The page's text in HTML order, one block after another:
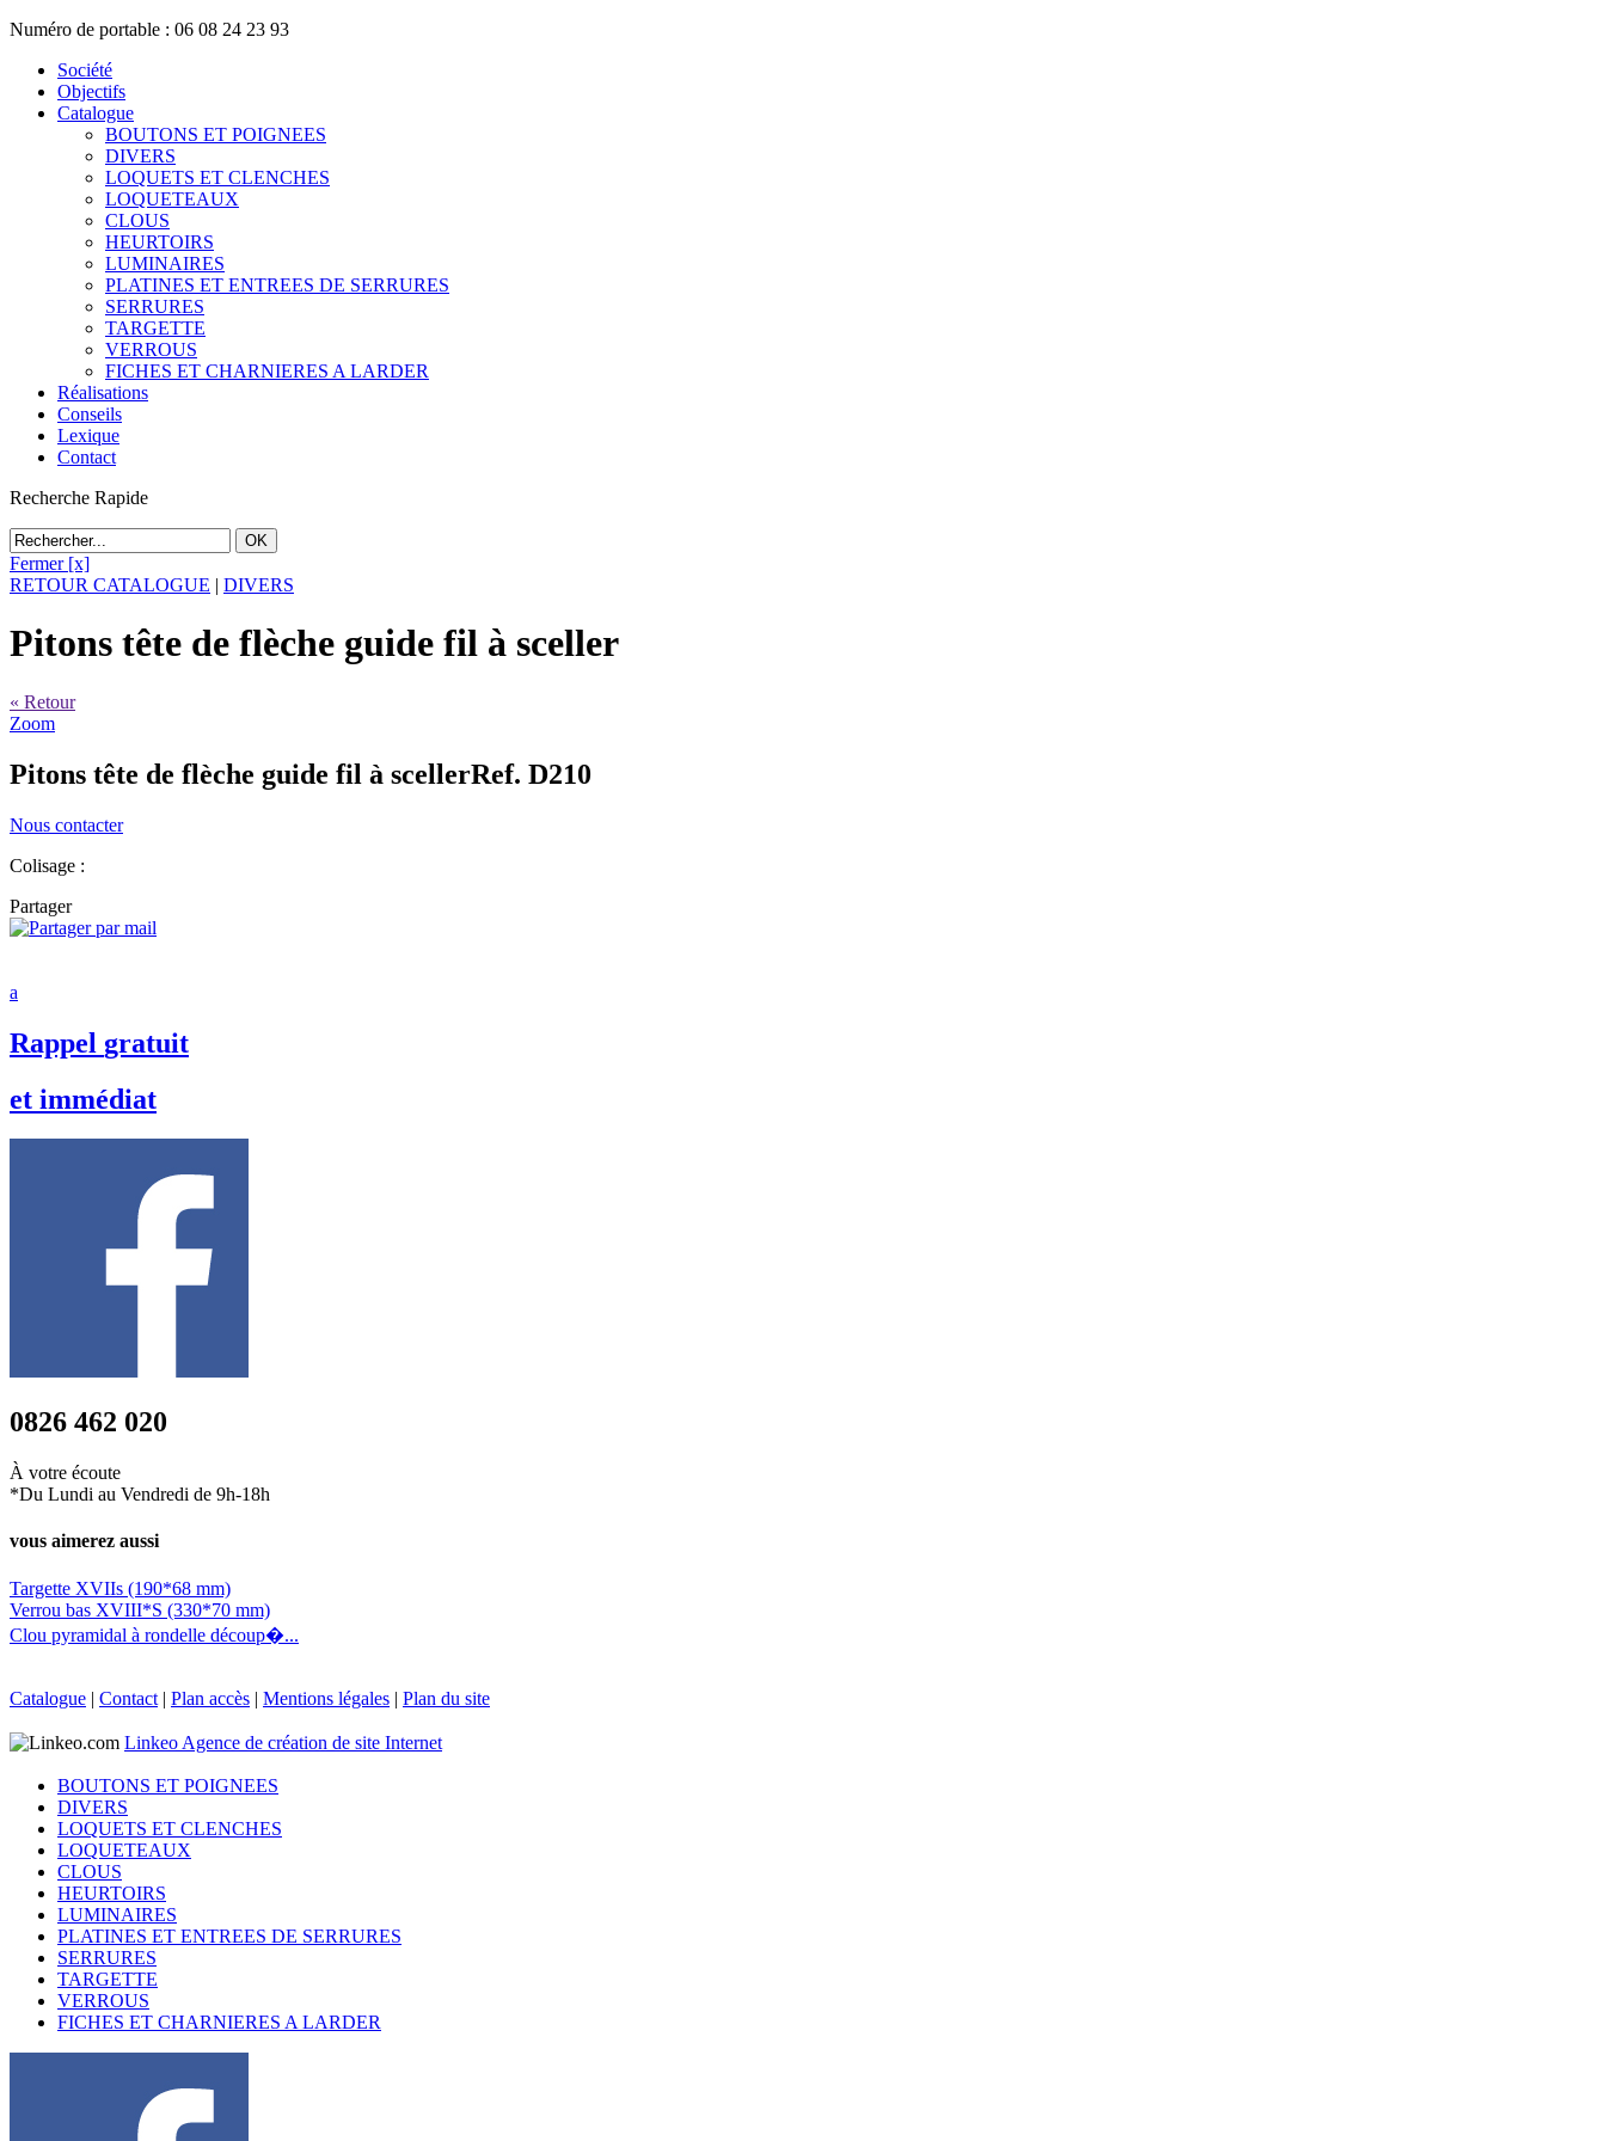
Numéro de portable : 06 08 24 23 93
Société
Objectifs
Catalogue
BOUTONS ET POIGNEES
DIVERS
LOQUETS ET CLENCHES
LOQUETEAUX
CLOUS
HEURTOIRS
LUMINAIRES
PLATINES ET ENTREES DE SERRURES
SERRURES
TARGETTE
VERROUS
FICHES ET CHARNIERES A LARDER
Réalisations
Conseils
Lexique
Contact
Recherche Rapide
Fermer [x]
RETOUR CATALOGUE | DIVERS
Pitons tête de flèche guide fil à sceller
« Retour
Zoom
Pitons tête de flèche guide fil à scellerRef. D210
Nous contacter
Colisage :
Partager
a
Rappel gratuit
et immédiat
0826 462 020
À votre écoute
*Du Lundi au Vendredi de 9h-18h
vous aimerez aussi
Targette XVIIs (190*68 mm)
Verrou bas XVIII*S (330*70 mm)
Clou pyramidal à rondelle découp�...
Catalogue | Contact | Plan accès | Mentions légales | Plan du site
Linkeo Agence de création de site Internet
BOUTONS ET POIGNEES
DIVERS
LOQUETS ET CLENCHES
LOQUETEAUX
CLOUS
HEURTOIRS
LUMINAIRES
PLATINES ET ENTREES DE SERRURES
SERRURES
TARGETTE
VERROUS
FICHES ET CHARNIERES A LARDER